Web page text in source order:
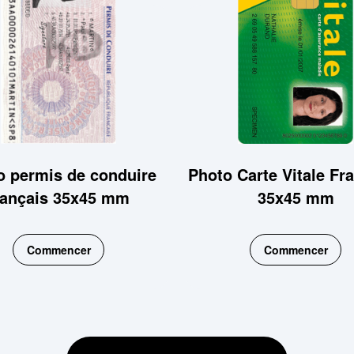
permis de conduire
35x45 mm
Commencer
Photo Carte Vitale
35x45 mm
Commencer